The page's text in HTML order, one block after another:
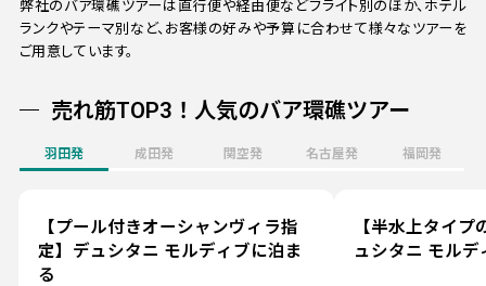
弊社のバア環礁ツアーは直行便や経由便などフライト別のほか、ホテル
ランクやテーマ別など、お客様の好みや予算に合わせて様々なツアーを
ご用意しています。
売れ筋TOP3！人気のバア環礁ツアー
羽田発 成田発 関空発 名古屋発 福岡発
【プール付きオーシャンヴィラ指
定】デュシタニ モルディブに泊ま
る
【半水上タイ
ュシタニ モル